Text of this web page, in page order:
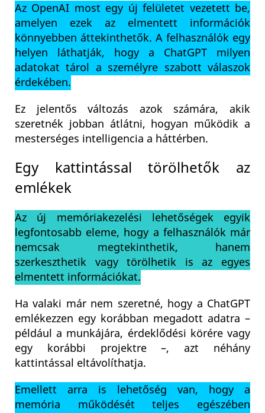
Az OpenAI most egy új felületet vezetett be,
amelyen ezek az elmentett információk
könnyebben áttekinthetők. A felhasználók egy
helyen láthatják, hogy a ChatGPT milyen
adatokat tárol a személyre szabott válaszok
érdekében.
Ez jelentős változás azok számára, akik
szeretnék jobban átlátni, hogyan működik a
mesterséges intelligencia a háttérben.
Egy kattintással törölhetők az
emlékek
Az új memóriakezelési lehetőségek egyik
legfontosabb eleme, hogy a felhasználók már
nemcsak megtekinthetik, hanem
szerkeszthetik vagy törölhetik is az egyes
elmentett információkat.
Ha valaki már nem szeretné, hogy a ChatGPT
emlékezzen egy korábban megadott adatra –
például a munkájára, érdeklődési körére vagy
egy korábbi projektre –, azt néhány
kattintással eltávolíthatja.
Emellett arra is lehetőség van, hogy a
memória működését teljes egészében